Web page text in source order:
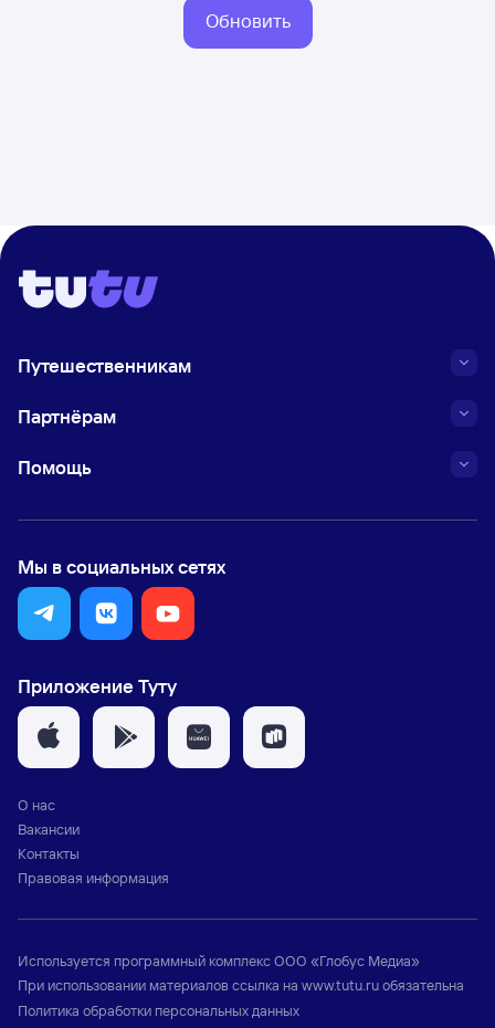
Обновить
Путешественникам
Партнёрам
Помощь
Мы в социальных сетях
Приложение Туту
О нас
Вакансии
Контакты
Правовая информация
Используется программный комплексООО «Глобус Медиа»
При использовании материалов ссылка на www.tutu.ruобязательна
Политика обработки персональных данных